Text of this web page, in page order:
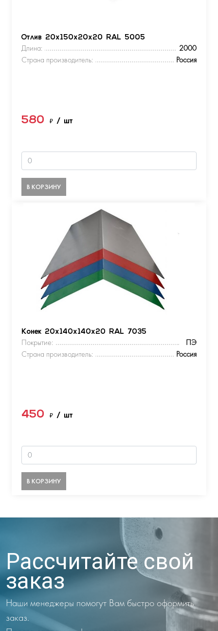
Отлив 20х150х20х20 RAL 5005
Длина:
2000
Страна производитель:
Россия
580 ₽ / шт
В КОРЗИНУ
Конек 20х140х140х20 RAL 7035
Покрытие:
ПЭ
Страна производитель:
Россия
450 ₽ / шт
В КОРЗИНУ
Рассчитайте свой
заказ
Наши менеджеры помогут Вам быстро оформить
заказ.